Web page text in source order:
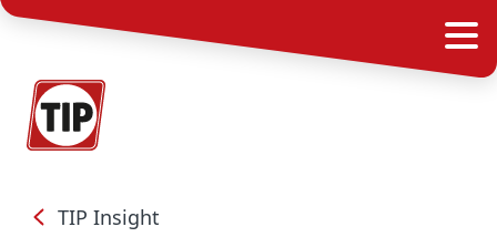
TIP Insight